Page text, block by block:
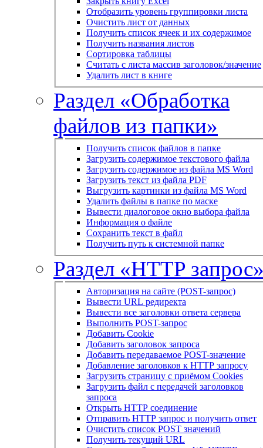
Отобразить уровень группировки листа
Очистить лист от данных
Получить список ячеек и их содержимое
Получить названия листов
Сортировка таблицы
Считать с листа массив заголовок/значение
Удалить лист в книге
Раздел «Обработка
файлов из папки»
Получить список файлов в папке
Загрузить содержимое текстового файла
Загрузить содержимое из файла MS Word
Загрузить текст из файла PDF
Выгрузить картинки из файла MS Word
Удалить файлы в папке по маске
Вывести диалоговое окно выбора файла
Информация о файле
Сохранить текст в файл
Получить путь к системной папке
Раздел «HTTP
Авторизация на сайте (POST-запрос)
Вывести URL редиректа
Вывести все заголовки ответа сервера
Выполнить POST-запрос
Добавить Cookie
Добавить заголовок запроса
Добавить передаваемое POST-значение
Добавление заголовков к HTTP запросу
Загрузить страницу с приёмом Cookies
Загрузить файл с передачей заголовков
запроса
Открыть HTTP соединение
Отправить HTTP запрос и получить ответ
Очистить список POST значений
Получить текущий URL